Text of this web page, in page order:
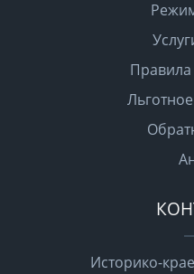
Историко-